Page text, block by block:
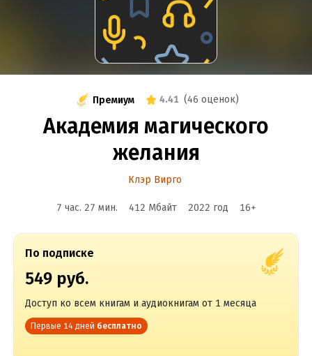
Премиум 4.41 (46 оценок)
Академия магического
желания
Клэр Вирго
7 час. 27 мин. 412 Мбайт 2022 год 16+
По подписке
549 руб.
Доступ ко всем книгам и аудиокнигам от 1 месяца
Первые 14 дней бесплатно